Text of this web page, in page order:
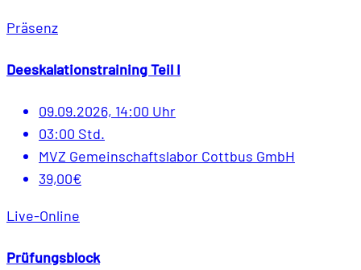
Präsenz
Deeskalationstraining Teil I
09.09.2026, 14:00 Uhr
03:00 Std.
MVZ Gemeinschaftslabor Cottbus GmbH
39,00€
Live-Online
Prüfungsblock